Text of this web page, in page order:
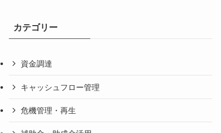
カテゴリー
資金調達
キャッシュフロー管理
危機管理・再生